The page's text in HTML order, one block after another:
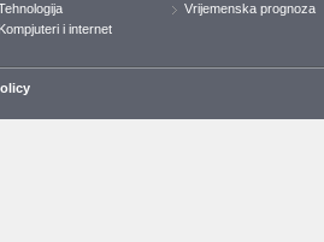
Kompjuteri i internet
Vrijemenska prognoza